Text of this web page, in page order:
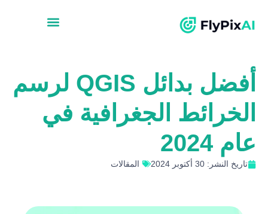
أفضل بدائل QGIS لرسم
الخرائط الجغرافية في
عام 2024
تاريخ النشر: 30 أكتوبر 2024 المقالات